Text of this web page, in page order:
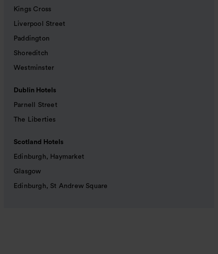
Kings Cross
Liverpool Street
Paddington
Shoreditch
Westminster
Dublin Hotels
Parnell Street
The Liberties
Scotland Hotels
Edinburgh, Haymarket
Glasgow
Edinburgh, St Andrew Square